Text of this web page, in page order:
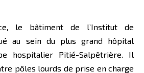
le bâtiment de l’Institut de
au sein du plus grand hôpital
hospitalier Pitié-Salpêtrière. Il
pôles lourds de prise en charge